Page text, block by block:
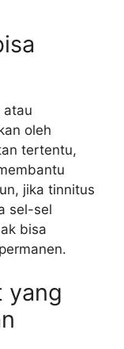
atau
oleh
tertentu,
jika tinnitus
sel-sel
bisa
yang